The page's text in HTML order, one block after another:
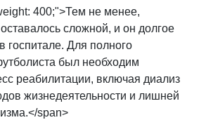
400;">Тем не менее,
сложной, и он долгое
госпитале. Для полного
был необходим
реабилитации, включая диализ
жизнедеятельности и лишней
span>